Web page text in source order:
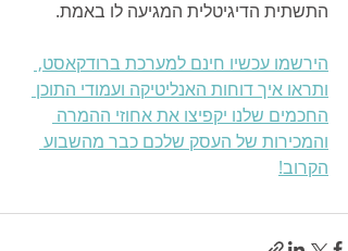
התשתית הדיגיטלית המגיעה לו באמת.
הירשמו עכשיו חינם למערכת ברודקאסט,
ותראו איך דוחות האנליטיקה ועמודי התוכן
החכמים שלנו יקפיצו את אחוזי ההמרה
והמכירות של העסק שלכם כבר מהשבוע
הקרוב!